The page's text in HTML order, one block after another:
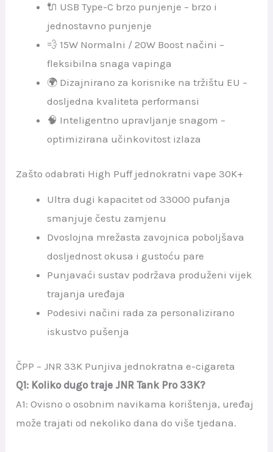
🔌 USB Type-C brzo punjenje – brzo i
jednostavno punjenje
💨 15W Normalni / 20W Boost načini –
fleksibilna snaga vapinga
🌍 Dizajnirano za korisnike na tržištu EU –
dosljedna kvaliteta performansi
🧠 Inteligentno upravljanje snagom –
optimizirana učinkovitost izlaza
Zašto odabrati High Puff jednokratni vape 30K+
Ultra dugi kapacitet od 33000 pufanja
smanjuje čestu zamjenu
Dvoslojna mrežasta zavojnica poboljšava
dosljednost okusa i gustoću pare
Punjavaći sustav podržava produženi vijek
trajanja uređaja
Podesivi načini rada za personalizirano
iskustvo pušenja
ČPP – JNR 33K Punjiva jednokratna e-cigareta
Q1: Koliko dugo traje JNR Tank Pro 33K?
A1: Ovisno o osobnim navikama korištenja, uređaj
može trajati od nekoliko dana do više tjedana.